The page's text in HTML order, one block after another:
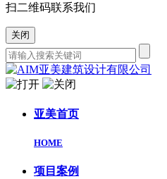
扫二维码联系我们
关闭
亚美首页
HOME
项目案例